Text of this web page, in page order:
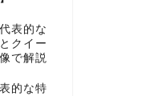
表的な
クイー
で解説
的な特